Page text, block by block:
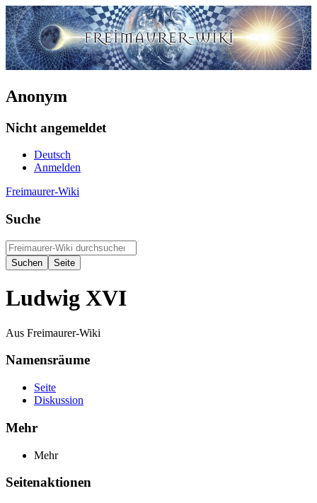
Anonym
Nicht angemeldet
Deutsch
Anmelden
Freimaurer-Wiki
Suche
Ludwig XVI
Aus Freimaurer-Wiki
Namensräume
Seite
Diskussion
Mehr
Mehr
Seitenaktionen